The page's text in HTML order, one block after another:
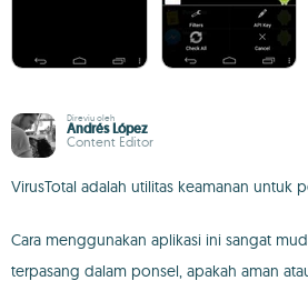
Direviu oleh
Andrés López
Content Editor
VirusTotal adalah utilitas keamanan untuk
Cara menggunakan aplikasi ini sangat
terpasang dalam ponsel, apakah aman